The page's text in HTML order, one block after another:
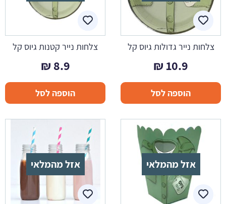
צלחות נייר גדולות גיוס קל
10.9
₪
הוספה לסל
צלחות נייר קטנות גיוס קל
8.9
₪
הוספה לסל
אזל מהמלאי אזל מהמלאי